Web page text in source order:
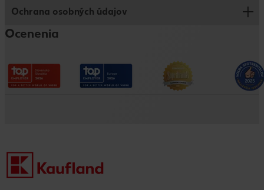
Brigády pre študentov
Rozvoj zamestnancov
Benefity
Výberový proces
Spoločnosť
Podujatia
Ochrana osobných údajov
Tiráž
Ocenenia